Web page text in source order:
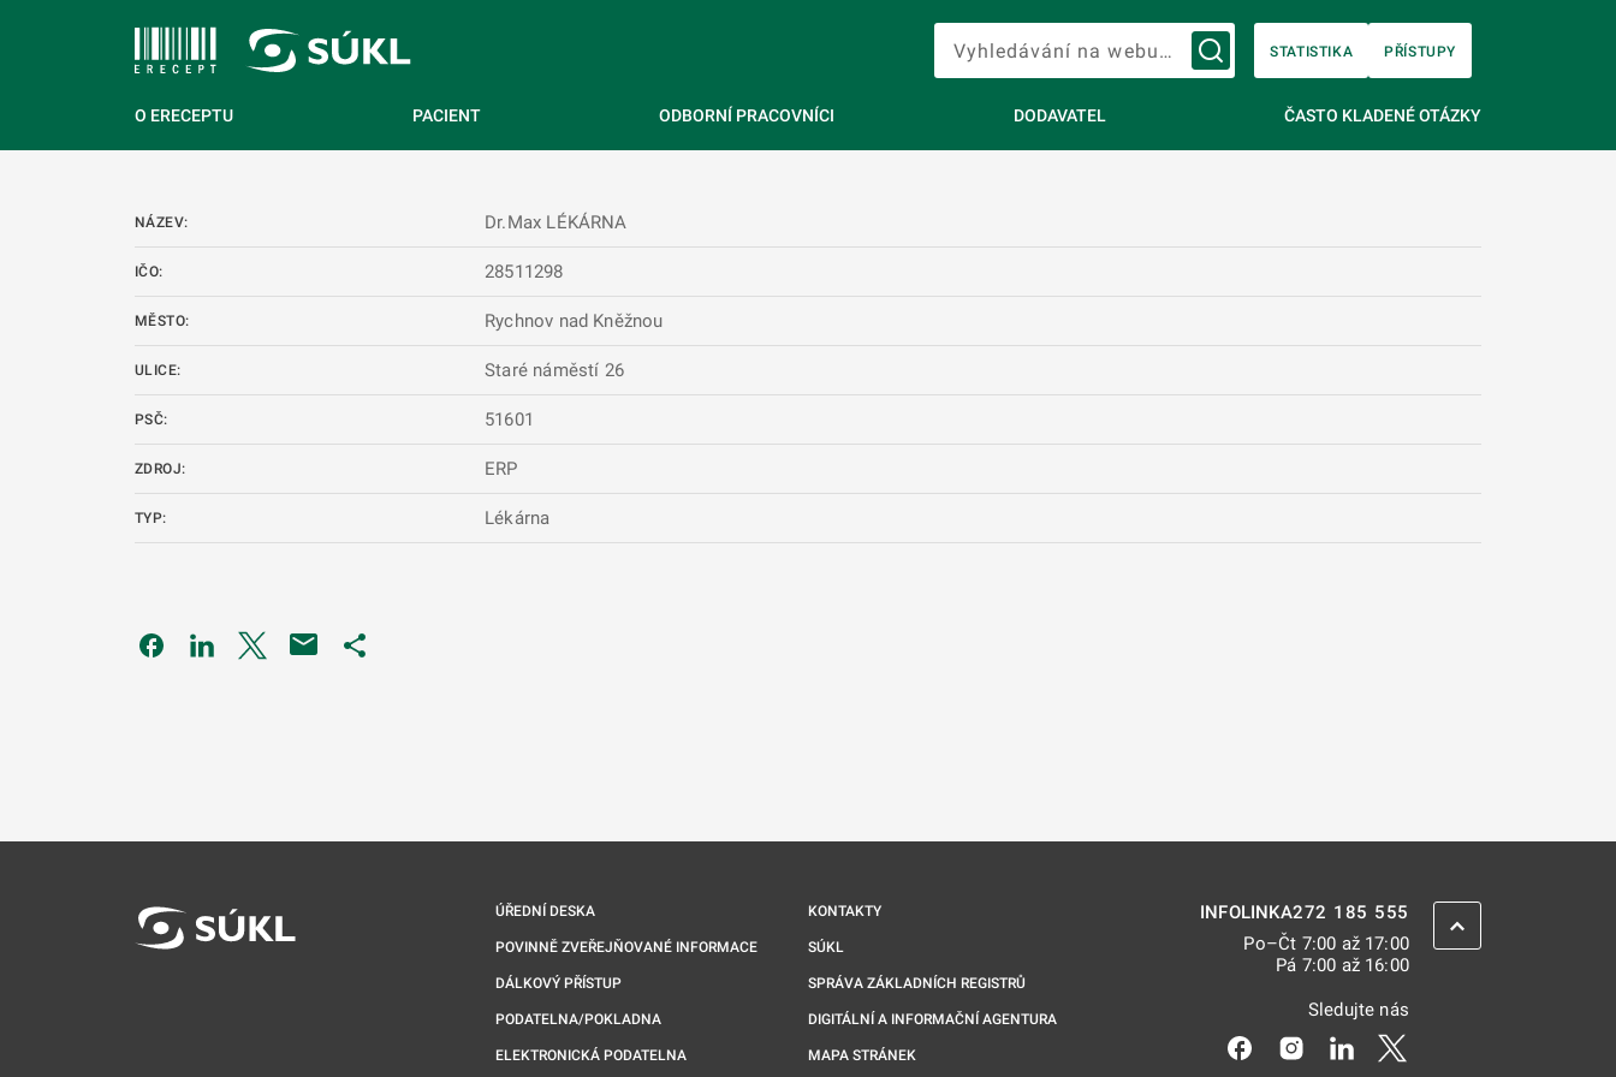
Vyhledávání na webu…
STATISTIKA PŘÍSTUPY
O ERECEPTU PACIENT ODBORNÍ PRACOVNÍCI DODAVATEL ČASTO KLADENÉ OTÁZKY
NÁZEV: Dr.Max LÉKÁRNA
IČO: 28511298
MĚSTO: Rychnov nad Kněžnou
ULICE: Staré náměstí 26
PSČ: 51601
ZDROJ: ERP
TYP: Lékárna
Odkaz se otevře na nové kartě
Odkaz se otevře na nové kartě
Odkaz se otevře na nové kartě
ÚŘEDNÍ DESKA
POVINNĚ ZVEŘEJŇOVANÉ INFORMACE
DÁLKOVÝ PŘÍSTUP
PODATELNA/POKLADNA
ELEKTRONICKÁ PODATELNA
KONTAKTY
SÚKL
SPRÁVA ZÁKLADNÍCH REGISTRŮ
DIGITÁLNÍ A INFORMAČNÍ AGENTURA
MAPA STRÁNEK
INFOLINKA272 185 555
Po–Čt 7:00 až 17:00
Pá 7:00 až 16:00
Sledujte nás
Odkaz se otevře na nové kartě
Odkaz se otevře na nové kartě
Odkaz se otevře na nové
ZPĚT NAHORU